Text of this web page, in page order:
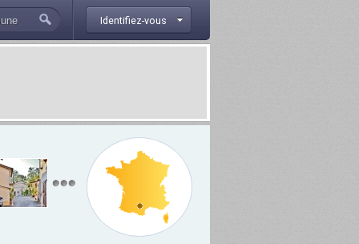
Identifiez-vous